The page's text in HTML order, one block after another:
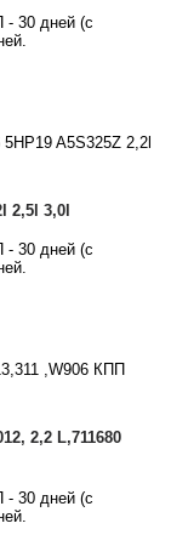
- 30 дней (с
2,5l 3,0l
- 30 дней (с
2,2 L,711680
- 30 дней (с